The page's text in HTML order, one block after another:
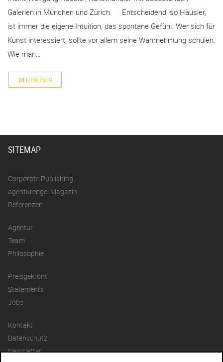
Galerien in München und Zürich. Entscheidend, so Häusler,
ist immer die eigene Intuition, das spontane Gefühl. Wer sich für
Kunst interessiert, sollte vor allem seine Wahrnehmung schulen.
Wie man…
WEITERLESEN
SITEMAP
Corporate Publishing
agenturengel Magazin
Referenzen
Agentur
Team
Philosophie
Preisgekrönt
Statements
Jobs
Kontakt
Datenschutz
Newsletter